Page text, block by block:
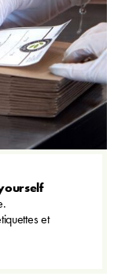
et